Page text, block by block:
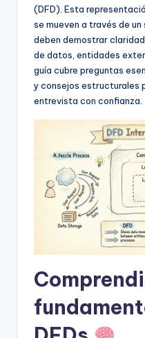
&
S
(DFD). Esta
se mueven a través de
deben demostrar
de datos, entidades
guía cubre preguntas
y consejos estructurales
entrevista con confianza.